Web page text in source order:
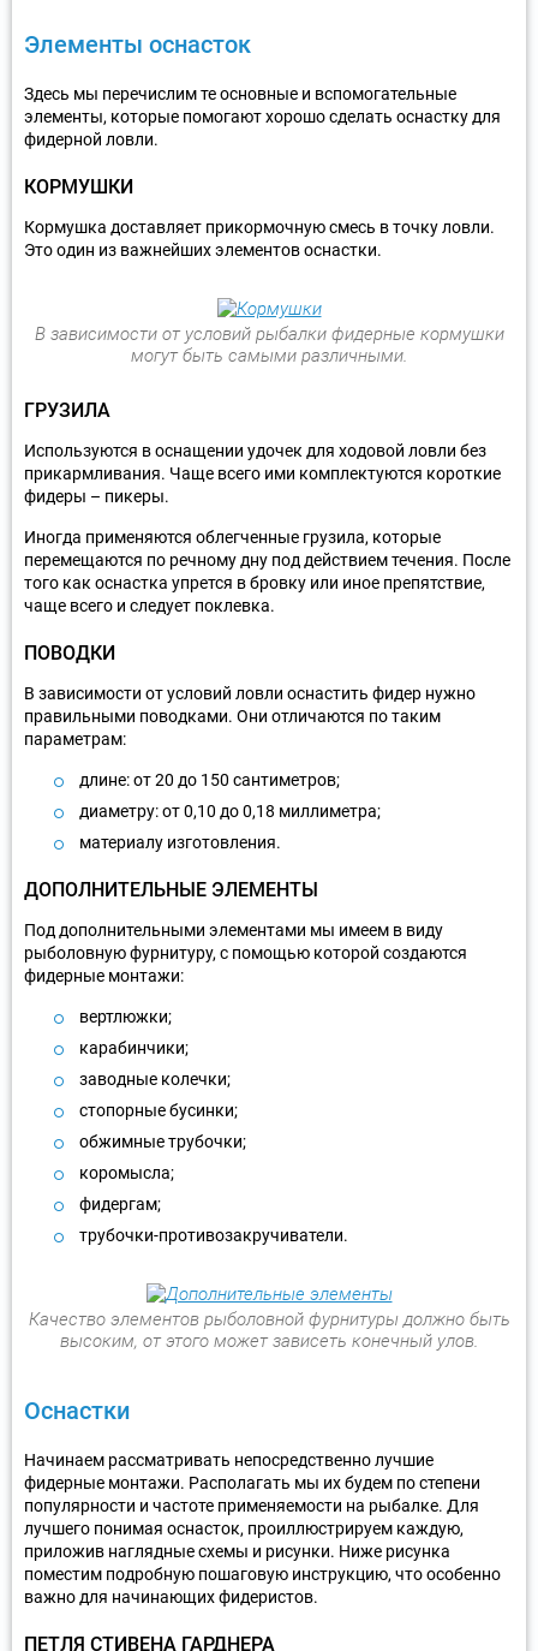
Элементы оснасток
Здесь мы перечислим те основные и вспомогательные
элементы, которые помогают хорошо сделать оснастку для
фидерной ловли.
КОРМУШКИ
Кормушка доставляет прикормочную смесь в точку ловли.
Это один из важнейших элементов оснастки.
В зависимости от условий рыбалки фидерные кормушки
могут быть самыми различными.
ГРУЗИЛА
Используются в оснащении удочек для ходовой ловли без
прикармливания. Чаще всего ими комплектуются короткие
фидеры – пикеры.
Иногда применяются облегченные грузила, которые
перемещаются по речному дну под действием течения. После
того как оснастка упрется в бровку или иное препятствие,
чаще всего и следует поклевка.
ПОВОДКИ
В зависимости от условий ловли оснастить фидер нужно
правильными поводками. Они отличаются по таким
параметрам:
длине: от 20 до 150 сантиметров;
диаметру: от 0,10 до 0,18 миллиметра;
материалу изготовления.
ДОПОЛНИТЕЛЬНЫЕ ЭЛЕМЕНТЫ
Под дополнительными элементами мы имеем в виду
рыболовную фурнитуру, с помощью которой создаются
фидерные монтажи:
вертлюжки;
карабинчики;
заводные колечки;
стопорные бусинки;
обжимные трубочки;
коромысла;
фидергам;
трубочки-противозакручиватели.
Качество элементов рыболовной фурнитуры должно быть
высоким, от этого может зависеть конечный улов.
Оснастки
Начинаем рассматривать непосредственно лучшие
фидерные монтажи. Располагать мы их будем по степени
популярности и частоте применяемости на рыбалке. Для
лучшего понимая оснасток, проиллюстрируем каждую,
приложив наглядные схемы и рисунки. Ниже рисунка
поместим подробную пошаговую инструкцию, что особенно
важно для начинающих фидеристов.
ПЕТЛЯ СТИВЕНА ГАРДНЕРА